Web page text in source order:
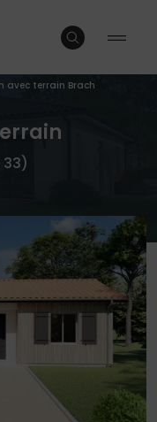
avec terrain Brach